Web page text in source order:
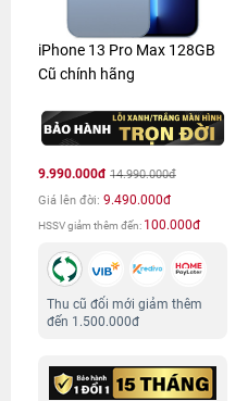
iPhone 13 Pro Max 128GB
Cũ chính hãng
9.990.000đ 14.990.000đ
Giá lên đời: 9.490.000đ
HSSV giảm thêm đến: 100.000đ
Thu cũ đổi mới giảm thêm
đến 1.500.000đ